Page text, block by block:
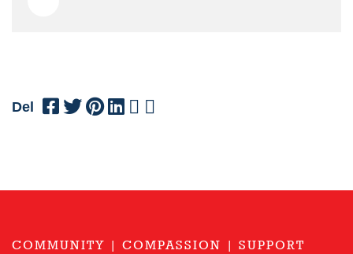
Del
COMMUNITY | COMPASSION | SUPPORT